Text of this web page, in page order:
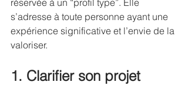
réservée à un “profil type”. Elle
s’adresse à toute personne ayant une
expérience significative et l’envie de la
valoriser.
1. Clarifier son projet